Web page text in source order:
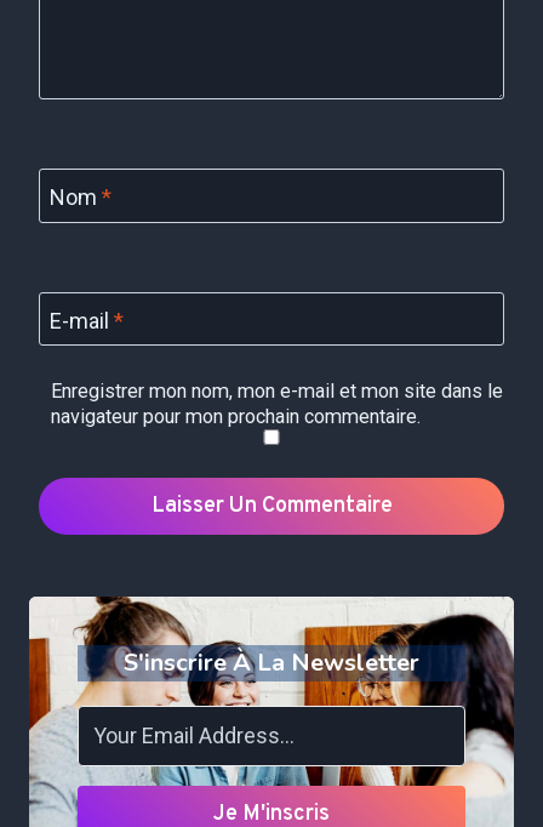
Nom *
E-mail *
Enregistrer mon nom, mon e-mail et mon site dans le
navigateur pour mon prochain commentaire.
S'inscrire À La Newsletter
Je M'inscris